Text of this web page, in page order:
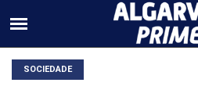
SOCIEDADE